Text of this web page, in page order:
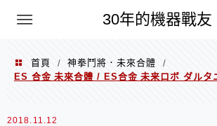
30年的機器戰友
PC
首頁 / 神拳鬥將．未來合體
/
ES 合金 未來合體 / ES合金 未来ロボ ダルタ
2018.11.12